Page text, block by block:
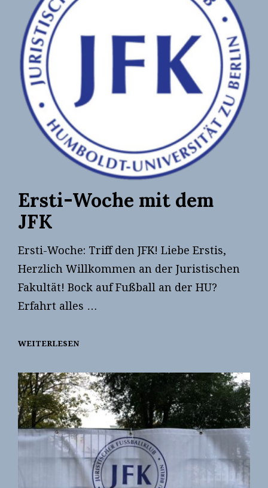
Ersti-Woche mit dem
JFK
Ersti-Woche: Triff den JFK! Liebe Erstis,
Herzlich Willkommen an der Juristischen
Fakultät! Bock auf Fußball an der HU?
Erfahrt alles …
WEITERLESENERSTI-
DEM
JFK